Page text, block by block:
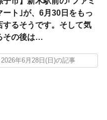
ート｣が、6月30日をもっ
するそうです。そして気
その後は…
2026年6月28日(日)の記事